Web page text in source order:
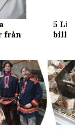
från
5